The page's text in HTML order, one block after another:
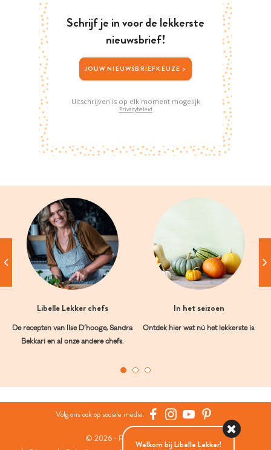
Schrijf je in voor de lekkerste
nieuwsbrief!
JOUW NIEUWSBRIEFKEUZE >
Uitschrijven is op elk moment mogelijk
Privacybeleid
Libelle Lekker chefs
De recepten van Ilse D’hooge, Sandra
Bekkari en al onze andere chefs.
In het seizoen
Ontdek hier wat nú het lekkerste is.
Volg ons ook op sociale media:
© 2026 - Roularta Media Group
Welkom bij Libelle Lekker!